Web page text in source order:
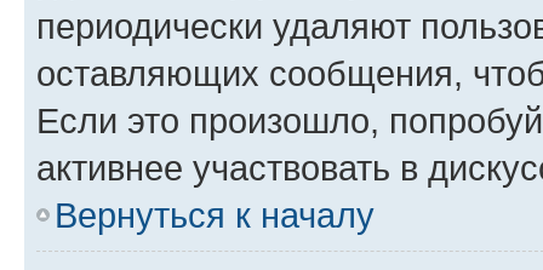
периодически удаляют
оставляющих сообщения,
Если это произошло,
активнее участвовать в
Вернуться к началу